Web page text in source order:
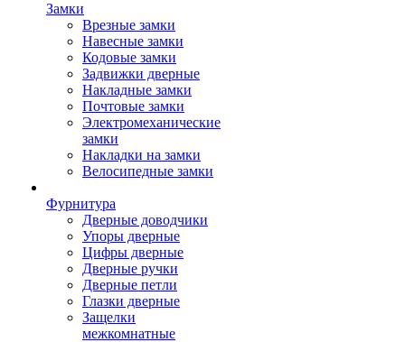
Замки
Врезные замки
Навесные замки
Кодовые замки
Задвижки дверные
Накладные замки
Почтовые замки
Электромеханические
замки
Накладки на замки
Велосипедные замки
Фурнитура
Дверные доводчики
Упоры дверные
Цифры дверные
Дверные ручки
Дверные петли
Глазки дверные
Защелки
межкомнатные